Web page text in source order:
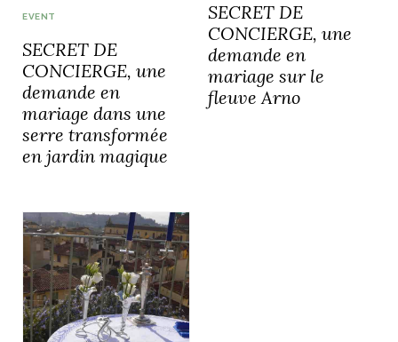
EVENT
SECRET DE
CONCIERGE, une
demande en
mariage dans une
serre transformée
en jardin magique
SECRET DE
CONCIERGE, une
demande en
mariage sur le
fleuve Arno